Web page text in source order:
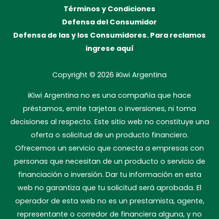
Términos y Condiciones
Defensa del Consumidor
Defensa de las y los Consumidores. Para reclamos
ingrese aquí
Copyright © 2026 iKiwi Argentina
iKiwi Argentina no es una compañía que hace
préstamos, emite tarjetas o inversiones, ni toma
decisiones al respecto. Este sitio web no constituye una
oferta o solicitud de un producto financiero.
Ofrecemos un servicio que conecta a empresas con
personas que necesitan de un producto o servicio de
financiación o inversión. Dar tu información en esta
web no garantiza que tu solicitud será aprobada. El
operador de esta web no es un prestamista, agente,
representante o corredor de financiera alguna, y no